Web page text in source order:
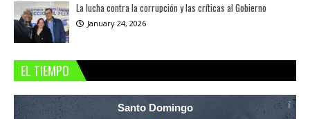
La lucha contra la corrupción y las críticas al Gobierno
January 24, 2026
EL TIEMPO
Santo Domingo